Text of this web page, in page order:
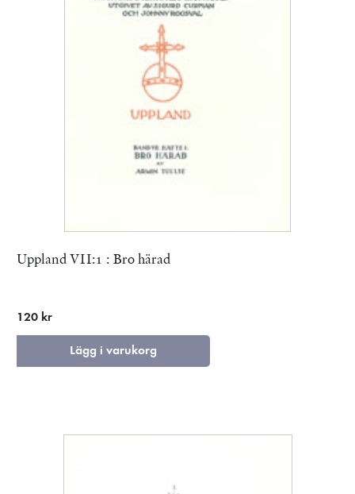
Uppland VII:1 : Bro härad
120 kr
Lägg i varukorg